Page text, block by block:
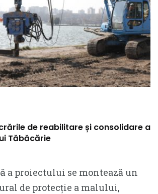
de reabilitare și consolidare a
Tăbăcărie
a proiectului se montează un
de protecție a malului,